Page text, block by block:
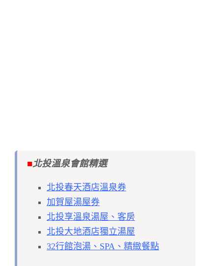
■北投溫泉會館精選
北投春天酒店溫泉券
加賀屋湯屋券
北投享溫泉湯屋、客房
北投大地酒店獨立湯屋
32行館泡湯、SPA、精緻餐點